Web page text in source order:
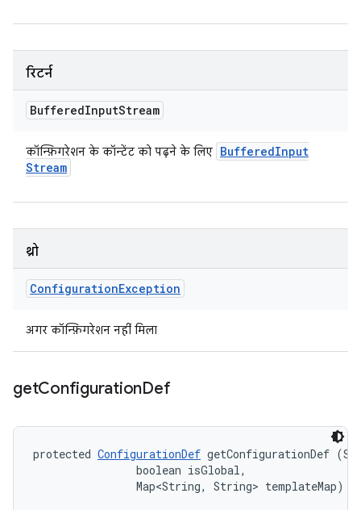
रिटर्न
BufferedInputStream
कॉन्फ़िगरेशन के कॉन्टेंट को पढ़ने के लिए BufferedInput
Stream
थ्रो
ConfigurationException
अगर कॉन्फ़िगरेशन नहीं मिला
getConfigurationDef
protected ConfigurationDef getConfigurationDef
                boolean isGlobal,
                Map<String, String> templateMap)